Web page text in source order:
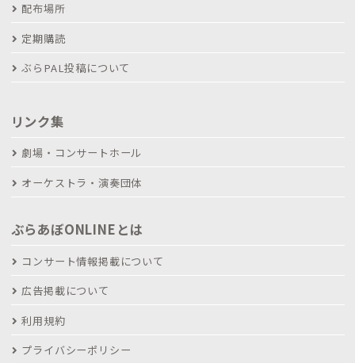
配布場所
定期購読
ぶらPAL投稿について
リンク集
劇場・コンサートホール
オーケストラ・演奏団体
ぶらあぼONLINEとは
コンサート情報掲載について
広告掲載について
利用規約
プライバシーポリシー